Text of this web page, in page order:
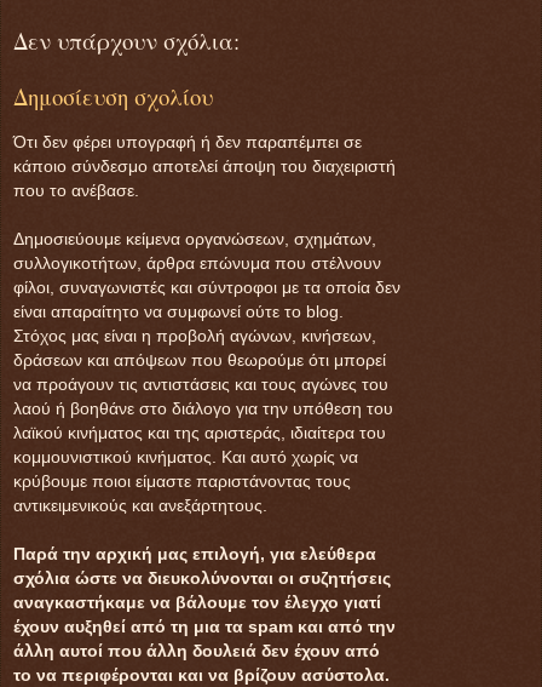
Δεν υπάρχουν σχόλια:
Δημοσίευση σχολίου
Ότι δεν φέρει υπογραφή ή δεν παραπέμπει σε
κάποιο σύνδεσμο αποτελεί άποψη του διαχειριστή
που το ανέβασε.
Δημοσιεύουμε κείμενα οργανώσεων, σχημάτων,
συλλογικοτήτων, άρθρα επώνυμα που στέλνουν
φίλοι, συναγωνιστές και σύντροφοι με τα οποία δεν
είναι απαραίτητο να συμφωνεί ούτε το blog.
Στόχος μας είναι η προβολή αγώνων, κινήσεων,
δράσεων και απόψεων που θεωρούμε ότι μπορεί
να προάγουν τις αντιστάσεις και τους αγώνες του
λαού ή βοηθάνε στο διάλογο για την υπόθεση του
λαϊκού κινήματος και της αριστεράς, ιδιαίτερα του
κομμουνιστικού κινήματος. Και αυτό χωρίς να
κρύβουμε ποιοι είμαστε παριστάνοντας τους
αντικειμενικούς και ανεξάρτητους.
Παρά την αρχική μας επιλογή, για ελεύθερα
σχόλια ώστε να διευκολύνονται οι συζητήσεις
αναγκαστήκαμε να βάλουμε τον έλεγχο γιατί
έχουν αυξηθεί από τη μια τα spam και από την
άλλη αυτοί που άλλη δουλειά δεν έχουν από
το να περιφέρονται και να βρίζουν ασύστολα.